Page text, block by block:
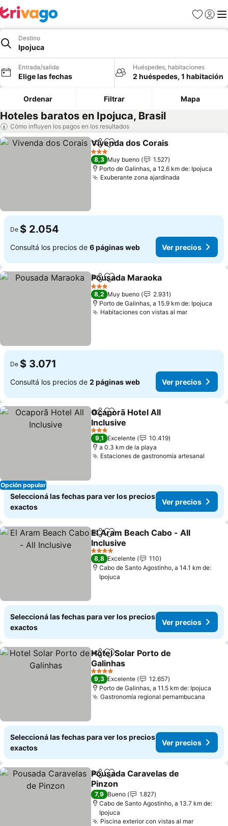
Favoritos
Iniciar
Destino
Ipojuca
Entrada/salida
Elige las fechas
Huéspedes, habitaciones
2 huéspedes, 1 habitación
Ordenar Filtrar Mapa
Hoteles baratos en Ipojuca, Brasil
Cómo influyen los pagos en los resultados
CompartirAñadir a favoritos
Vivenda dos Corais
3 Estrellas
8,3 Muy bueno
1.527
Porto de Galinhas, a 12.6 km de: Ipojuca
Exuberante zona ajardinada
De $ 2.054
Consultá los precios de 6 páginas web Ver precios
CompartirAñadir a favoritos
Pousada Maraoka
3 Estrellas
8,2 Muy bueno
2.931
Porto de Galinhas, a 15.9 km de: Ipojuca
Habitaciones con vistas al mar
De $ 3.071
Consultá los precios de 2 páginas web Ver precios
Opción popular
CompartirAñadir a favoritos
Ocaporã Hotel All
Inclusive
3 Estrellas
9,1 Excelente
10.419
a 0.3 km de la playa
Estaciones de gastronomía artesanal
Seleccioná las fechas para ver los precios
exactos
Ver precios
CompartirAñadir a favoritos
El Aram Beach Cabo - All
Inclusive
4 Estrellas
8,8 Excelente
110
Cabo de Santo Agostinho, a 14.1 km de:
Ipojuca
Seleccioná las fechas para ver los precios
exactos
Ver precios
CompartirAñadir a favoritos
Hotel Solar Porto de
Galinhas
4 Estrellas
9,3 Excelente
12.657
Porto de Galinhas, a 11.5 km de: Ipojuca
Gastronomía regional pernambucana
Seleccioná las fechas para ver los precios
exactos
Ver precios
CompartirAñadir a favoritos
Pousada Caravelas de
Pinzon
7,9 Bueno
1.827
Cabo de Santo Agostinho, a 13.7 km de:
Ipojuca
Piscina exterior con vistas al mar